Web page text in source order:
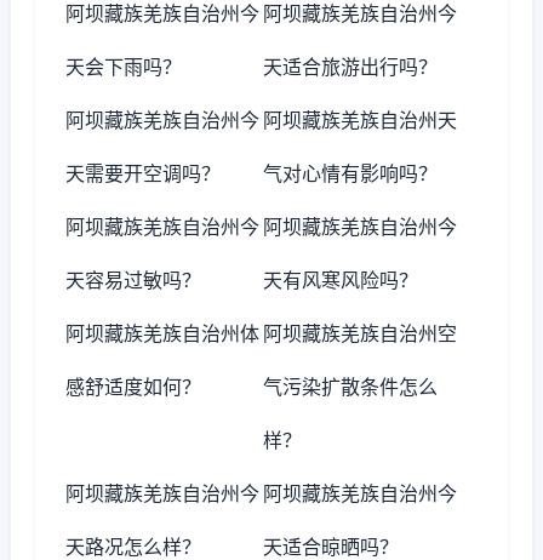
阿坝藏族羌族自治州今
天会下雨吗？
阿坝藏族羌族自治州今
天适合旅游出行吗？
阿坝藏族羌族自治州今
天需要开空调吗？
阿坝藏族羌族自治州天
气对心情有影响吗？
阿坝藏族羌族自治州今
天容易过敏吗？
阿坝藏族羌族自治州今
天有风寒风险吗？
阿坝藏族羌族自治州体
感舒适度如何？
阿坝藏族羌族自治州空
气污染扩散条件怎么
样？
阿坝藏族羌族自治州今
天路况怎么样？
阿坝藏族羌族自治州今
天适合晾晒吗？